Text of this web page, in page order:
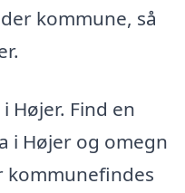
kommune, så
Højer. Find en
i Højer og omegn
kommunefindes